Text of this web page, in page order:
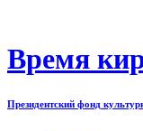
содержимому
Время
Президентский фонд